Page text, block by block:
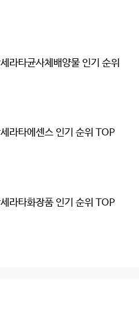
라타균사체배양물 인기 순위
라타에센스 인기 순위 TOP
라타화장품 인기 순위 TOP